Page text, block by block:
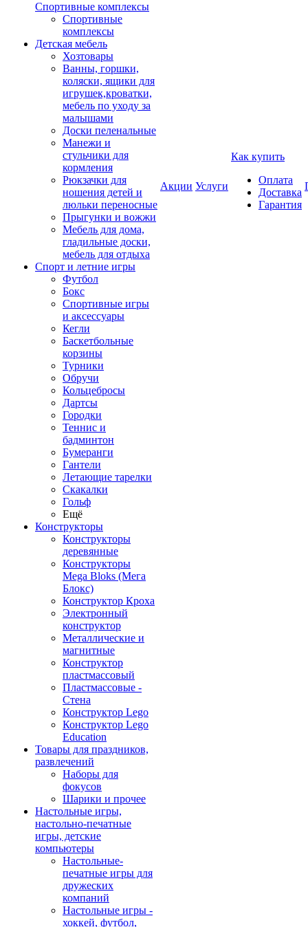
Спортивные комплексы
Спортивные
комплексы
Детская мебель
Хозтовары
Ванны, горшки,
коляски, ящики для
игрушек,кроватки,
мебель по уходу за
малышами
Доски пеленальные
Манежи и
стульчики для
кормления
Рюкзачки для
ношения детей и
люльки переносные
Прыгунки и вожжи
Мебель для дома,
гладильные доски,
мебель для отдыха
Спорт и летние игры
Футбол
Бокс
Спортивные игры
и аксессуары
Кегли
Баскетбольные
корзины
Турники
Обручи
Кольцебросы
Дартсы
Городки
Теннис и
бадминтон
Бумеранги
Гантели
Летающие тарелки
Скакалки
Гольф
Ещё
Конструкторы
Конструкторы
деревянные
Конструкторы
Mega Bloks (Мега
Блокс)
Конструктор Кроха
Электронный
конструктор
Металлические и
магнитные
Конструктор
пластмассовый
Пластмассовые -
Стена
Конструктор Lego
Конструктор Lego
Education
Товары для праздников,
развлечений
Наборы для
фокусов
Шарики и прочее
Настольные игры,
настольно-печатные
игры, детские
компьютеры
Настольные-
печатные игры для
дружеских
компаний
Настольные игры -
хоккей, футбол,
Акции Услуги
Как купить
Оплата
Доставка
Гарантия